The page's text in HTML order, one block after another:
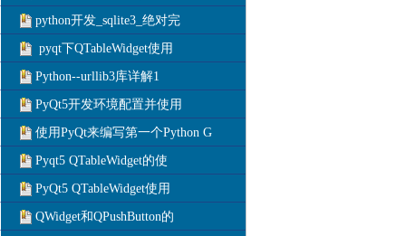
python开发_sqlite3_绝对完
pyqt下QTableWidget使用
Python--urllib3库详解1
PyQt5开发环境配置并使用
使用PyQt来编写第一个Python G
Pyqt5 QTableWidget的使
PyQt5 QTableWidget使用
QWidget和QPushButton的